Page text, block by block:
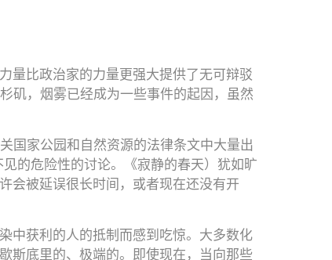
量比政治家的力量更强大提供了无可辩驳
矶，烟雾已经成为一些事件的起因，虽然
家公园和自然资源的法律条文中大量出
的危险性的讨论。《寂静的春天）犹如旷
会被延误很长时间，或者现在还没有开
中获利的人的抵制而感到吃惊。大多数化
斯底里的、极端的。即使现在，当向那些